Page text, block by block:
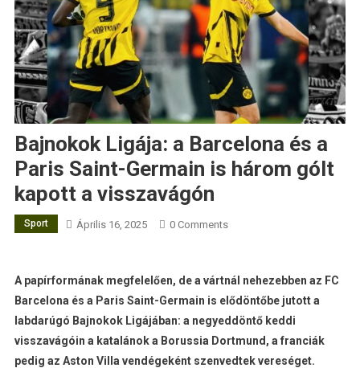
Bajnokok Ligája: a Barcelona és a
Paris Saint-Germain is három gólt
kapott a visszavágón
Sport Április 16, 2025 0 Comments
A papírformának megfelelően, de a vártnál nehezebben az FC
Barcelona és a Paris Saint-Germain is elődöntőbe jutott a
labdarúgó Bajnokok Ligájában: a negyeddöntő keddi
visszavágóin a katalánok a Borussia Dortmund, a franciák
pedig az Aston Villa vendégeként szenvedtek vereséget.